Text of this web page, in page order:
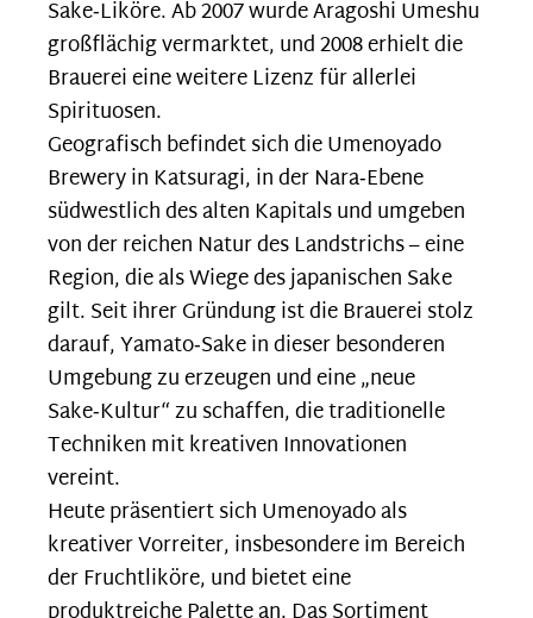
Sake‑Liköre. Ab 2007 wurde Aragoshi Umeshu
großflächig vermarktet, und 2008 erhielt die
Brauerei eine weitere Lizenz für allerlei
Spirituosen.
Geografisch befindet sich die Umenoyado
Brewery in Katsuragi, in der Nara‑Ebene
südwestlich des alten Kapitals und umgeben
von der reichen Natur des Landstrichs – eine
Region, die als Wiege des japanischen Sake
gilt. Seit ihrer Gründung ist die Brauerei stolz
darauf, Yamato‑Sake in dieser besonderen
Umgebung zu erzeugen und eine „neue
Sake‑Kultur“ zu schaffen, die traditionelle
Techniken mit kreativen Innovationen
vereint.
Heute präsentiert sich Umenoyado als
kreativer Vorreiter, insbesondere im Bereich
der Fruchtliköre, und bietet eine